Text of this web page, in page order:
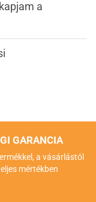
a
GARANCIA
a vásárlástól
mértékben